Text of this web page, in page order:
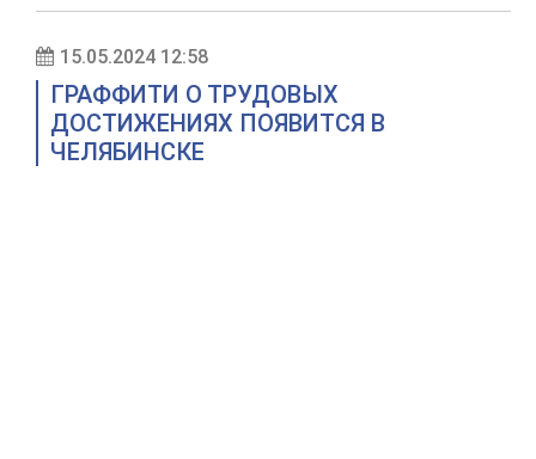
15.05.2024 12:58
ГРАФФИТИ О ТРУДОВЫХ
ДОСТИЖЕНИЯХ ПОЯВИТСЯ В
ЧЕЛЯБИНСКЕ